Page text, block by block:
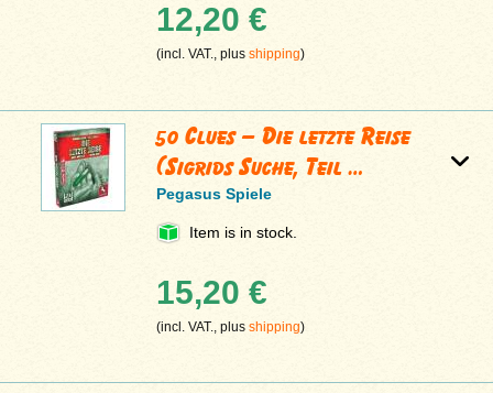
12,20 €
(incl. VAT., plusshipping)
50 Clues – Die letzte Reise
(Sigrids Suche, Teil …
Pegasus Spiele
Item is in stock.
15,20 €
(incl. VAT., plusshipping)